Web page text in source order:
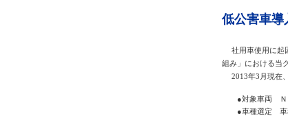
低公害車導
社用車使用に起
組み」における当
2013年3月現在、
●対象車両 ＮＴ
●車種選定 車